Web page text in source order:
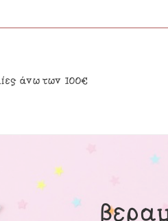
Δώρα
Δωματίου
Μόμπιλε Κούνιας
Κουτιά
άνω των 100€